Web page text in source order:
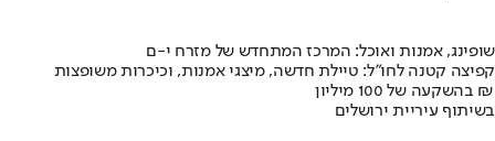
שופינג, אמנות ואוכל: המרכז המתחדש של מזרח י-ם
קפיצה קטנה לחו"ל: טיילת חדשה, מיצגי אמנות, וכיכרות משופצות
בהשקעה של 100 מיליון ₪
בשיתוף עיריית ירושלים